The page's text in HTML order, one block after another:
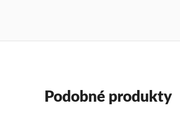
Podobné produkty